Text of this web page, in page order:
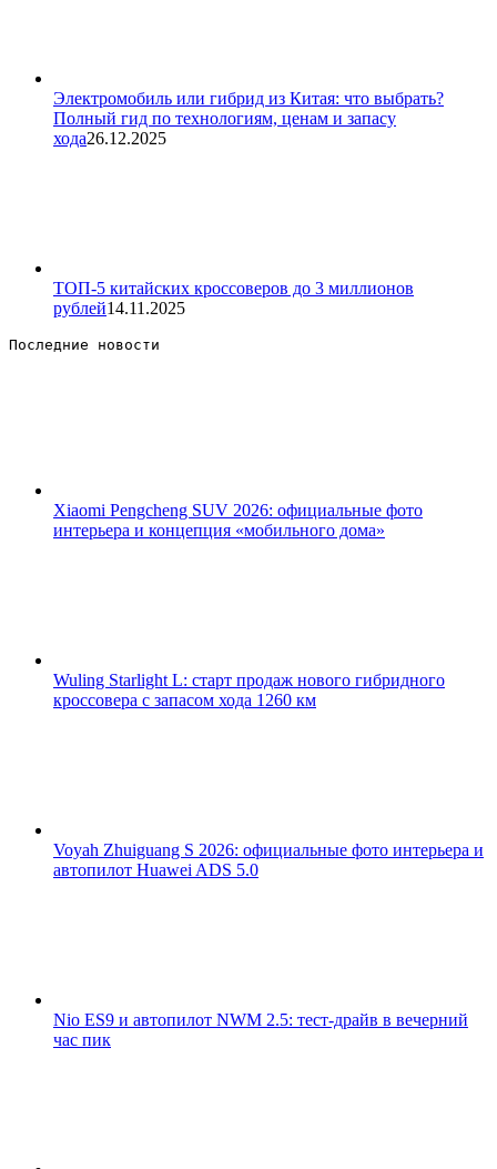
Электромобиль или гибрид из Китая: что выбрать?
Полный гид по технологиям, ценам и запасу
хода26.12.2025
ТОП-5 китайских кроссоверов до 3 миллионов
рублей14.11.2025
Последние новости
Xiaomi Pengcheng SUV 2026: официальные фото
интерьера и концепция «мобильного дома»
Wuling Starlight L: старт продаж нового гибридного
кроссовера с запасом хода 1260 км
Voyah Zhuiguang S 2026: официальные фото интерьера и
автопилот Huawei ADS 5.0
Nio ES9 и автопилот NWM 2.5: тест-драйв в вечерний
час пик